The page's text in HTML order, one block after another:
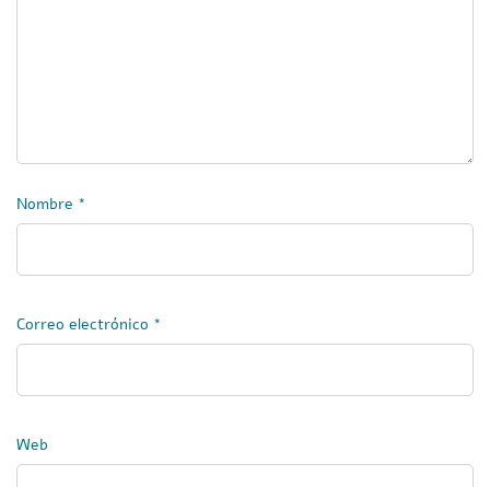
Nombre *
Correo electrónico *
Web